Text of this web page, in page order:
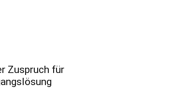
Zuspruch für